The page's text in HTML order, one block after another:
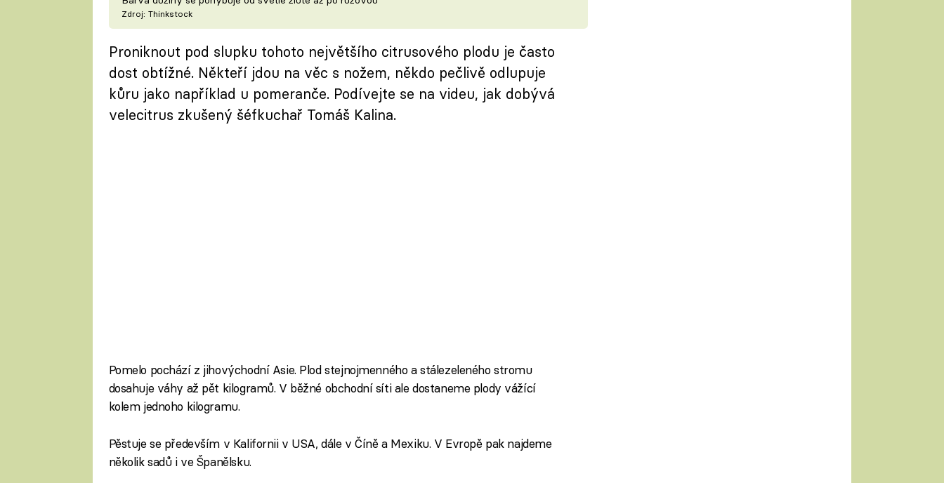
Zdroj: Thinkstock
Proniknout pod slupku tohoto největšího citrusového plodu je často
dost obtížné. Někteří jdou na věc s nožem, někdo pečlivě odlupuje
kůru jako například u pomeranče. Podívejte se na videu, jak dobývá
velecitrus zkušený šéfkuchař Tomáš Kalina.
Pomelo pochází z jihovýchodní Asie. Plod stejnojmenného a stálezeleného stromu
dosahuje váhy až pět kilogramů. V běžné obchodní síti ale dostaneme plody vážící
kolem jednoho kilogramu.
Pěstuje se především v Kalifornii v USA, dále v Číně a Mexiku. V Evropě pak najdeme
několik sadů i ve Španělsku.